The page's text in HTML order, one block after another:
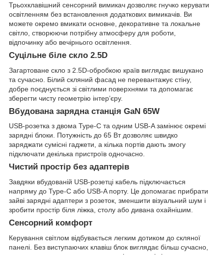
Трьохклавішний сенсорний вимикач дозволяє гнучко керувати
освітленням без встановлення додаткових вимикачів. Ви
можете окремо вмикати основне, декоративне та локальне
світло, створюючи потрібну атмосферу для роботи,
відпочинку або вечірнього освітлення.
Суцільне біле скло 2.5D
Загартоване скло з 2.5D-обробкою країв виглядає вишукано
та сучасно. Білий скляний фасад не перевантажує стіну,
добре поєднується зі світлими поверхнями та допомагає
зберегти чисту геометрію інтер’єру.
Вбудована зарядна станція GaN 65W
USB-розетка з двома Type-C та одним USB-A замінює окремі
зарядні блоки. Потужність до 65 Вт дозволяє швидко
заряджати сумісні гаджети, а кілька портів дають змогу
підключати декілька пристроїв одночасно.
Чистий простір без адаптерів
Завдяки вбудованій USB-розетці кабель підключається
напряму до Type-C або USB-A порту. Це допомагає прибрати
зайві зарядні адаптери з розеток, зменшити візуальний шум і
зробити простір біля ліжка, столу або дивана охайнішим.
Сенсорний комфорт
Керування світлом відбувається легким дотиком до скляної
панелі. Без виступаючих клавіш блок виглядає більш сучасно,